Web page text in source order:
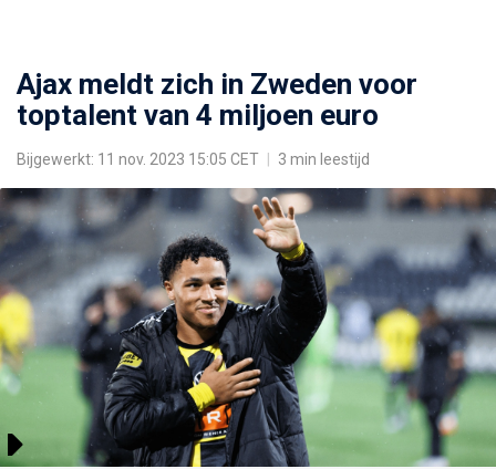
Ajax meldt zich in Zweden voor
toptalent van 4 miljoen euro
Bijgewerkt: 11 nov. 2023 15:05 CET 3 min leestijd